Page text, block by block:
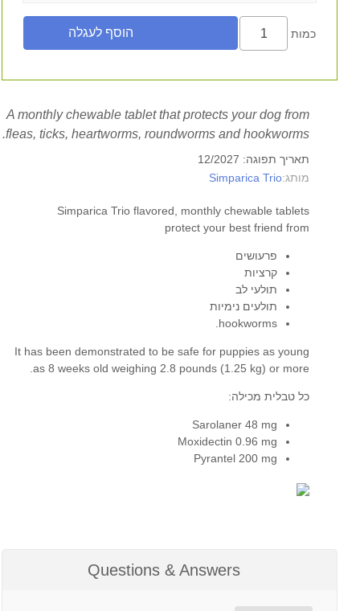
כמות
A monthly chewable tablet that protects your dog from
fleas, ticks, heartworms, roundworms and hookworms.
תאריך תפוגה: 12/2027
מותג:Simparica Trio
Simparica Trio flavored, monthly chewable tablets
protect your best friend from
פרעושים
קרציות
תולעי לב
תולעים נימיות
hookworms.
It has been demonstrated to be safe for puppies as young
as 8 weeks old weighing 2.8 pounds (1.25 kg) or more.
כל טבלית מכילה:
Sarolaner 48 mg
Moxidectin 0.96 mg
Pyrantel 200 mg
Questions & Answers